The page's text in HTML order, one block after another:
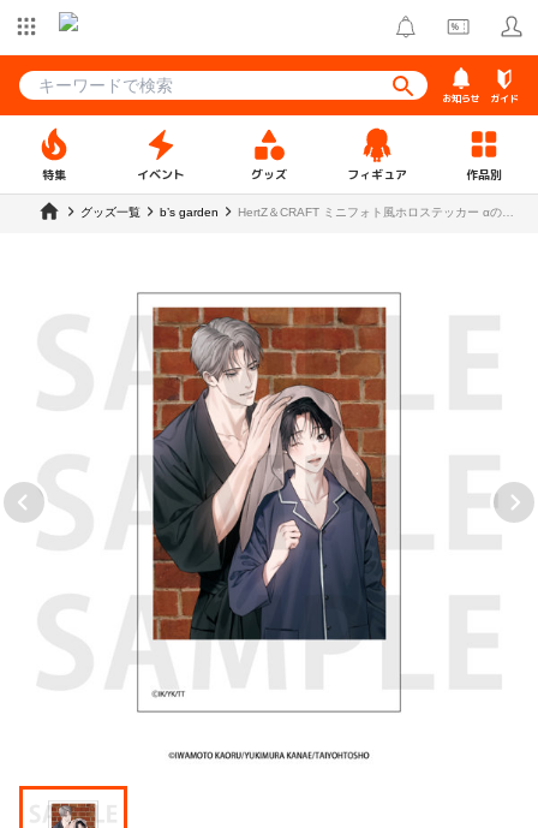
お知らせ ガイド
特集 イベント グッズ フィギュア 作品別
グッズ一覧 b’s garden
HertZ＆CRAFT ミニフォト風ホロステッカー αの花